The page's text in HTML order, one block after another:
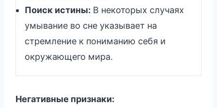
Поиск истины: В некоторых случаях
умывание во сне указывает на
стремление к пониманию себя и
окружающего мира.
Негативные признаки: